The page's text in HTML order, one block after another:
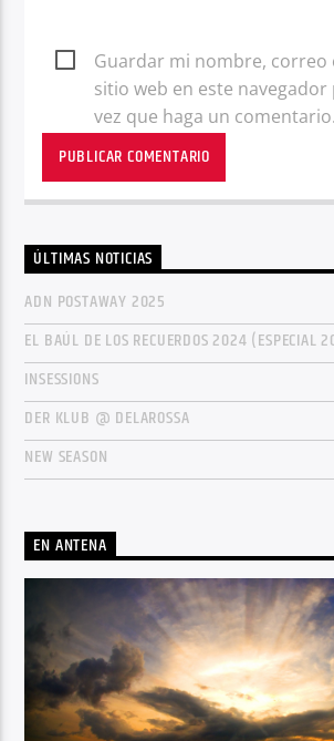
Guardar mi nombre, correo
sitio web en este
vez que haga un comentario.
ÚLTIMAS NOTICIAS
ADN POSTAWAY 2025
EL BAÚL DE LOS RECUERDOS 2024
INSESSIONS
DER KLUB @ DELAROSSA
NEW SEASON
EN ANTENA